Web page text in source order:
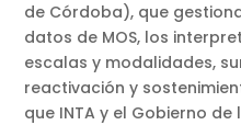
de Córdoba), que
datos de MOS, los
escalas y modalidades,
reactivación y
que INTA y el Gobierno